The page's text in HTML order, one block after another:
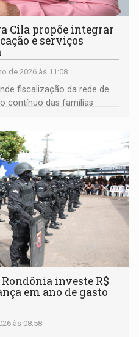
Cila propõe integrar
e serviços
de 2026 às 11:08
fiscalização da rede de
contínuo das famílias
Rondônia investe R$
em ano de gasto
às 08:58